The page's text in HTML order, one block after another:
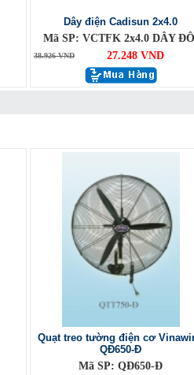
Dây điện Cadisun 2x4.0
Mã SP: VCTFK 2x4.0 DÂY
38.926 VND 27.248 VND
Quạt treo tường điện cơ
QĐ650-Đ
Mã SP: QĐ650-Đ